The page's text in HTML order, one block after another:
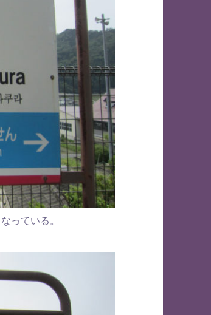
っている。